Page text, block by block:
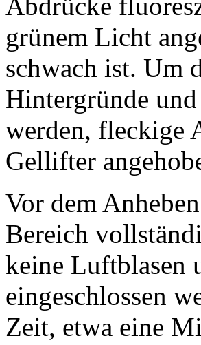
Abdrücke
grünem Licht
schwach ist. Um
Hintergründe
werden, fleckige
Gellifter
Vor dem
Bereich
keine Luftblasen
eingeschlossen
Zeit, etwa eine